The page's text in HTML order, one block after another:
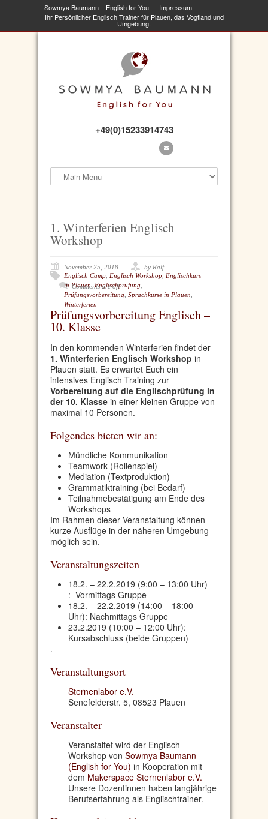
Sowmya Baumann – English for You
Impressum
Ihr Persönlicher Englisch Trainer für Plauen, das Vogtland und
Umgebung.
+49(0)15233914743
1. Winterferien Englisch
Workshop
November 25, 2018
by Ralf
Englisch Camp Englisch Workshop Englischkurs
in Plauen,Englischprüfung
Prüfungsvorbereitung Sprachkurse in Plauen
Winterferien
Comments are off
Prüfungsvorbereitung Englisch –
10. Klasse
In den kommenden Winterferien findet der
1. Winterferien Englisch Workshop in
Plauen statt. Es erwartet Euch ein
intensives Englisch Training zur
Vorbereitung auf die Englischprüfung in
der 10. Klasse in einer kleinen Gruppe von
maximal 10 Personen.
Folgendes bieten wir an:
Mündliche Kommunikation
Teamwork (Rollenspiel)
Mediation (Textproduktion)
Grammatiktraining (bei Bedarf)
Teilnahmebestätigung am Ende des
Workshops
Im Rahmen dieser Veranstaltung können
kurze Ausflüge in der näheren Umgebung
möglich sein.
Veranstaltungszeiten
18.2. – 22.2.2019 (9:00 – 13:00 Uhr)
: Vormittags Gruppe
18.2. – 22.2.2019 (14:00 – 18:00
Uhr): Nachmittags Gruppe
23.2.2019 (10:00 – 12:00 Uhr):
Kursabschluss (beide Gruppen)
.
Veranstaltungsort
Sternenlabor e.V.
Senefelderstr. 5, 08523 Plauen
Veranstalter
Veranstaltet wird der Englisch
Workshop von Sowmya Baumann
(English for You) in Kooperation mit
dem Makerspace Sternenlabor e.V.
Unsere Dozentinnen haben langjährige
Berufserfahrung als Englischtrainer.